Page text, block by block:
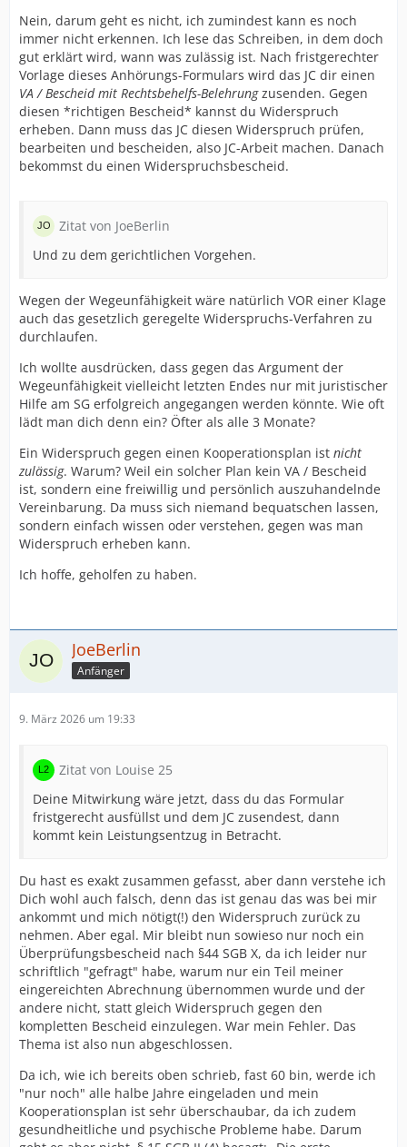
Nein, darum geht es nicht, ich zumindest kann es noch
immer nicht erkennen. Ich lese das Schreiben, in dem doch
gut erklärt wird, wann was zulässig ist. Nach fristgerechter
Vorlage dieses Anhörungs-Formulars wird das JC dir einen
VA / Bescheid mit Rechtsbehelfs-Belehrungzusenden. Gegen
diesen *richtigen Bescheid* kannst du Widerspruch
erheben. Dann muss das JC diesen Widerspruch prüfen,
bearbeiten und bescheiden, also JC-Arbeit machen. Danach
bekommst du einen Widerspruchsbescheid.
Zitat von JoeBerlin
Und zu dem gerichtlichen Vorgehen.
Wegen der Wegeunfähigkeit wäre natürlich VOR einer Klage
auch das gesetzlich geregelte Widerspruchs-Verfahren zu
durchlaufen.
Ich wollte ausdrücken, dass gegen das Argument der
Wegeunfähigkeit vielleicht letzten Endes nur mit juristischer
Hilfe am SG erfolgreich angegangen werden könnte. Wie oft
lädt man dich denn ein? Öfter als alle 3 Monate?
Ein Widerspruch gegen einen Kooperationsplan ist nicht
zulässig. Warum? Weil ein solcher Plan kein VA / Bescheid
ist, sondern eine freiwillig und persönlich auszuhandelnde
Vereinbarung. Da muss sich niemand bequatschen lassen,
sondern einfach wissen oder verstehen, gegen was man
Widerspruch erheben kann.
Ich hoffe, geholfen zu haben.
JoeBerlin
Anfänger
9. März 2026 um 19:33
Zitat von Louise 25
Deine Mitwirkung wäre jetzt, dass du das Formular
fristgerecht ausfüllst und dem JC zusendest, dann
kommt kein Leistungsentzug in Betracht.
Du hast es exakt zusammen gefasst, aber dann verstehe ich
Dich wohl auch falsch, denn das ist genau das was bei mir
ankommt und mich nötigt(!) den Widerspruch zurück zu
nehmen. Aber egal. Mir bleibt nun sowieso nur noch ein
Überprüfungsbescheid nach §44 SGB X, da ich leider nur
schriftlich "gefragt" habe, warum nur ein Teil meiner
eingereichten Abrechnung übernommen wurde und der
andere nicht, statt gleich Widerspruch gegen den
kompletten Bescheid einzulegen. War mein Fehler. Das
Thema ist also nun abgeschlossen.
Da ich, wie ich bereits oben schrieb, fast 60 bin, werde ich
"nur noch" alle halbe Jahre eingeladen und mein
Kooperationsplan ist sehr überschaubar, da ich zudem
gesundheitliche und psychische Probleme habe. Darum